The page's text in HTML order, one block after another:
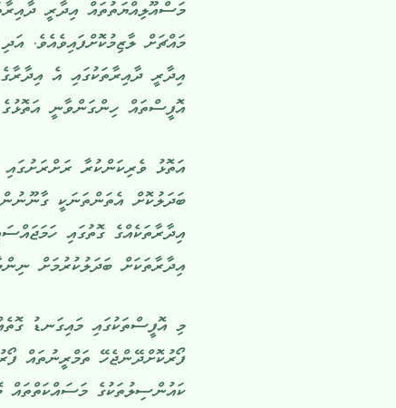
މަސްއޫލިއްޔަތުތައް އިދާރީ
މައްޗަށް ލާޒިމުކޮށްފައިވެއެވެ.
އިދާރީ ދާއިރާތަކުގައި އެ
އޮފީސްތައް ހިންގަންވާނީ
އަތޮޅު ވެރިކަންކުރާ
ބަދަލުކޮށް އެތަންތަނަކީ
އިދާރާތަކެއްގެ ގޮތުގައި
އިދާރާތަކަށް ބަދަލުކުރުމަށް
މި އޮފީސްތަކުގައި މައިގަނޑު
ފޯރުކޮށްދޭންޖެހޭ ތަމްރީނުތައް
ކައުންސިލުތަކުގެ މަސައްކަތްތައް